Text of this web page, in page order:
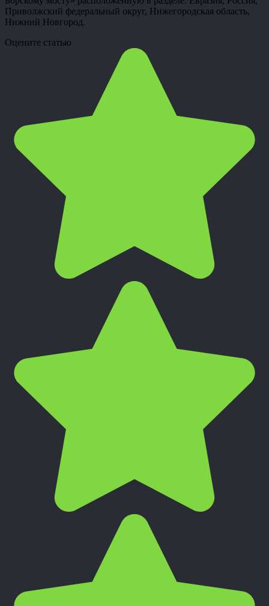
Приволжский федеральный округ, Нижегородская область,
Нижний Новгород.
Оцените статью